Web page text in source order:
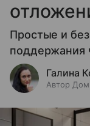
Простые и
поддержания
Галина
Автор Дом